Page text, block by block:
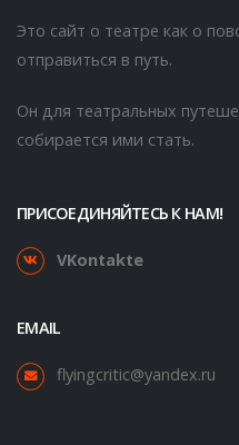
Это сайт о театре как о
отправиться в путь.
Он для театральных
собирается ими стать.
ПРИСОЕДИНЯЙТЕСЬ К НАМ!
VKontakte
EMAIL
flyingcritic@yandex.ru